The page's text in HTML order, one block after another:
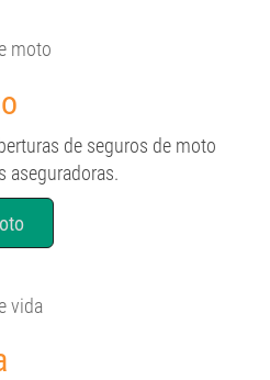
de seguros de moto
aseguradoras.